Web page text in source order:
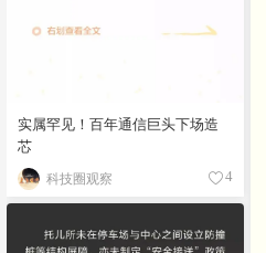
实属罕见！百年通信巨头下场造
芯
科技圈观察 4